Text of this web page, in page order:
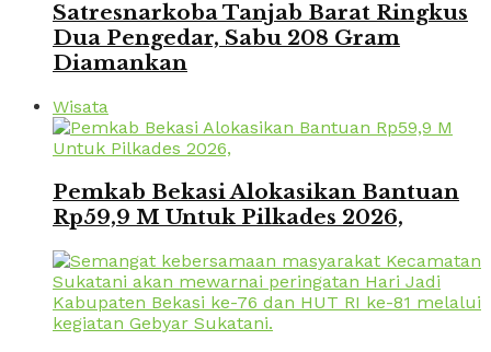
Satresnarkoba Tanjab Barat Ringkus
Dua Pengedar, Sabu 208 Gram
Diamankan
Wisata
Pemkab Bekasi Alokasikan Bantuan
Rp59,9 M Untuk Pilkades 2026,